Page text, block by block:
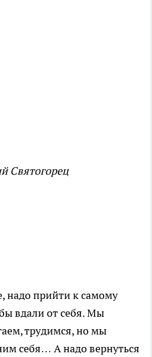
Святогорец
надо прийти к самому
вдали от себя. Мы
трудимся, но мы
себя… А надо вернуться